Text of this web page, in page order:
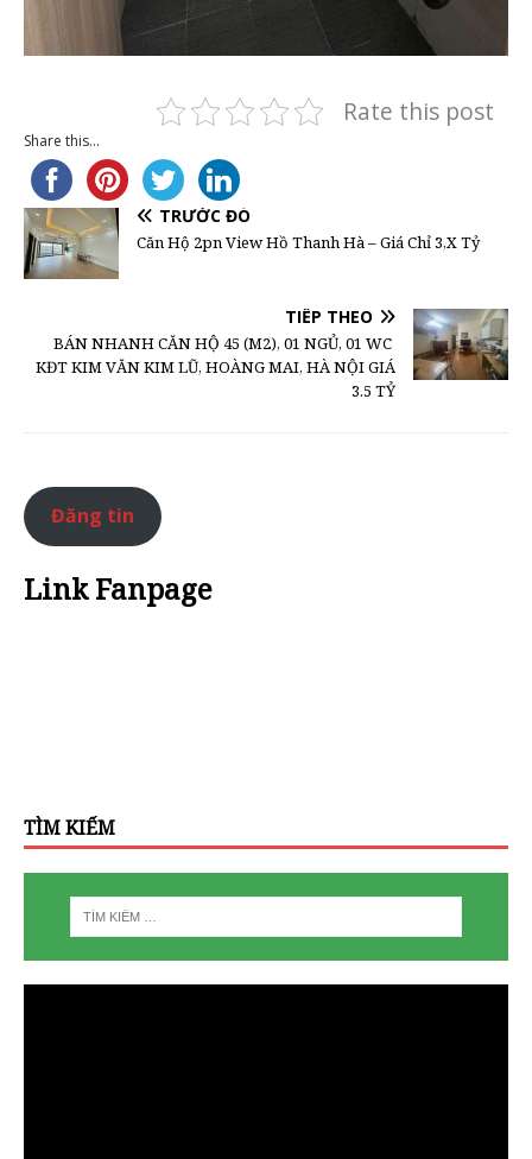
Rate this post
Share this...
TRƯỚC ĐÓ
Căn Hộ 2pn View Hồ Thanh Hà – Giá Chỉ 3,X Tỷ
TIẾP THEO
BÁN NHANH CĂN HỘ 45 (M2), 01 NGỦ, 01 WC
KĐT KIM VĂN KIM LŨ, HOÀNG MAI, HÀ NỘI GIÁ
3.5 TỶ
Đăng tin
Link Fanpage
TÌM KIẾM